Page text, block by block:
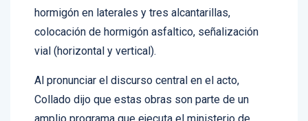
limpieza de la vía, construcción de cunetas de
hormigón en laterales y tres alcantarillas,
colocación de hormigón asfaltico, señalización
Al pronunciar el discurso central en el acto,
Collado dijo que estas obras son parte de un